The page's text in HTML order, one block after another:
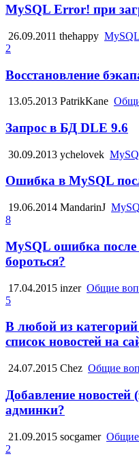
MySQL Error! при
26.09.2011 thehappy MySQL
2
Восстановление
13.05.2013 PatrikKane
Запрос в БД DLE 9.6
30.09.2013 ychelovek
Ошибка в MySQL
19.06.2014 MandarinJ
8
MySQL ошибка
бороться?
17.04.2015 inzer Общие
5
В любой из
список новостей на
24.07.2015 Chez Общие
Добавление новостей
админки?
21.09.2015 socgamer Общие
2